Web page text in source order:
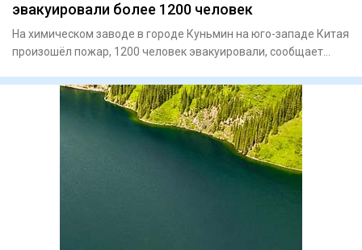
эвакуировали более 1200 человек
На химическом заводе в городе Куньмин на юго-западе Китая
произошёл пожар, 1200 человек эвакуировали, сообщает